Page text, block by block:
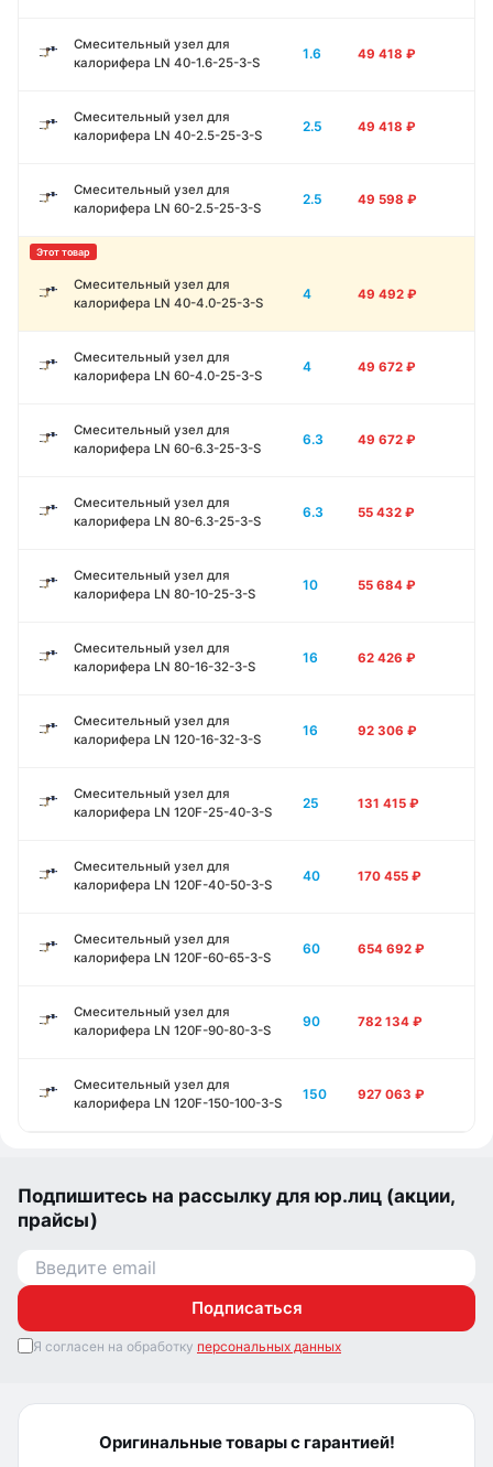
Смесительный узел для
калорифера LN 40-1.6-25-3-S
1.6 49 418 ₽
Смесительный узел для
калорифера LN 40-2.5-25-3-S
2.5 49 418 ₽
Смесительный узел для
калорифера LN 60-2.5-25-3-S
2.5 49 598 ₽
Смесительный узел для
калорифера LN 40-4.0-25-3-S
4 49 492 ₽
Смесительный узел для
калорифера LN 60-4.0-25-3-S
4 49 672 ₽
Смесительный узел для
калорифера LN 60-6.3-25-3-S
6.3 49 672 ₽
Смесительный узел для
калорифера LN 80-6.3-25-3-S
6.3 55 432 ₽
Смесительный узел для
калорифера LN 80-10-25-3-S
10 55 684 ₽
Смесительный узел для
калорифера LN 80-16-32-3-S
16 62 426 ₽
Смесительный узел для
калорифера LN 120-16-32-3-S
16 92 306 ₽
Смесительный узел для
калорифера LN 120F-25-40-3-S
25 131 415 ₽
Смесительный узел для
калорифера LN 120F-40-50-3-S
40 170 455 ₽
Смесительный узел для
калорифера LN 120F-60-65-3-S
60 654 692 ₽
Смесительный узел для
калорифера LN 120F-90-80-3-S
90 782 134 ₽
Смесительный узел для
калорифера LN 120F-150-100-3-S
150 927 063 ₽
Подпишитесь на рассылку для юр.лиц (акции,
прайсы)
Подписаться
Я согласен на обработку персональных данных
Оригинальные товары с гарантией!